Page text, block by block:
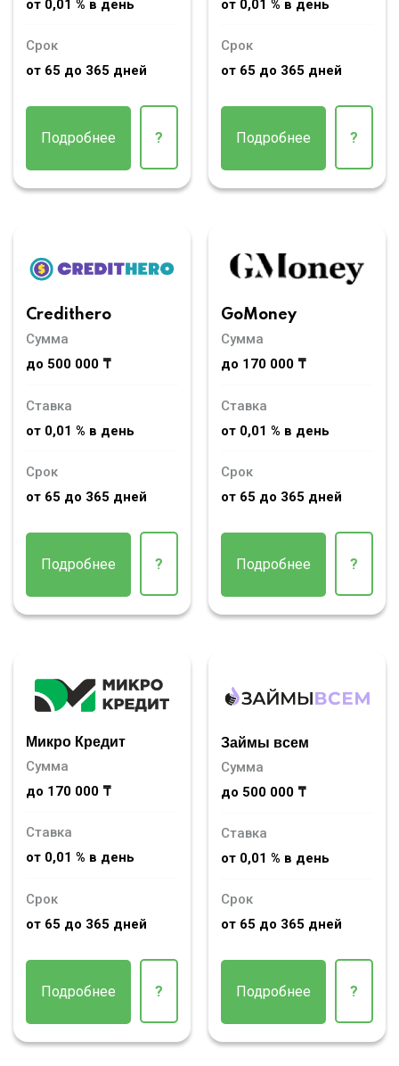
от 0,01 % в день
Срок
от 65 до 365 дней
Подробнее ?
от 0,01 % в день
Срок
от 65 до 365 дней
Подробнее ?
Credithero
Сумма
до 500 000 ₸
Ставка
от 0,01 % в день
Срок
от 65 до 365 дней
Подробнее ?
GoMoney
Сумма
до 170 000 ₸
Ставка
от 0,01 % в день
Срок
от 65 до 365 дней
Подробнее ?
Микро Кредит
Сумма
до 170 000 ₸
Ставка
от 0,01 % в день
Срок
от 65 до 365 дней
Подробнее ?
Займы всем
Сумма
до 500 000 ₸
Ставка
от 0,01 % в день
Срок
от 65 до 365 дней
Подробнее ?